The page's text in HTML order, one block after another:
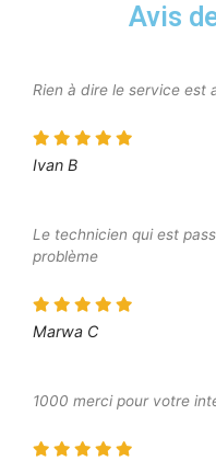
Avis
Rien à dire le service est
Ivan B
Le technicien qui est
problème
Marwa C
1000 merci pour votre